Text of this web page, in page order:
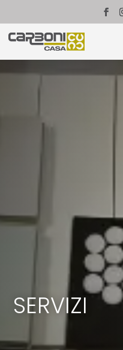
SERVIZI